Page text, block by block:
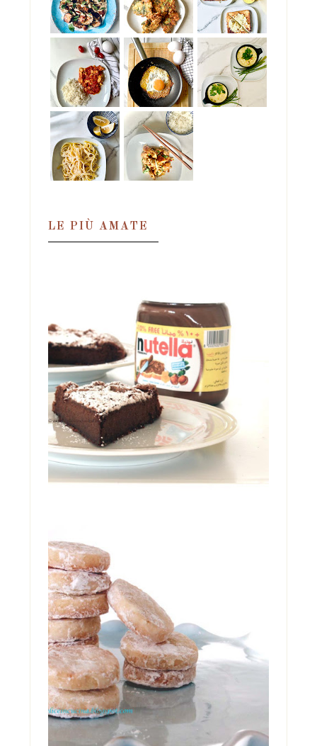
LE PIÙ AMATE
TORTA MAGICA ALLA
NUTELLA, IN DUE
INGREDIENTI!
Una condanna. Una perdizione. Una droga.
Un'ossessione. Tutte in quel barattolo. E se
ne ...
LEMON MELTAWAYS
Una scusa. Una stupidissima scusa. Era
tutto quello che mi serviva per derogare
alla ferrea re...